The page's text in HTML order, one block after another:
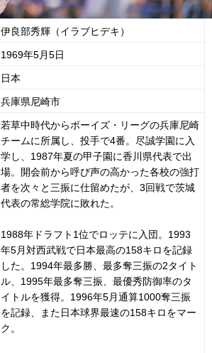
伊良部秀輝（イラブヒデキ）
1969年5月5日
日本
兵庫県尼崎市
若草中時代からボーイズ・リーグの兵庫尼崎
チームに所属し、投手で4番。尽誠学園に入
学し、1987年夏の甲子園に香川県代表で出
場。開会前から呼び声の高かった各校の強打
者を次々と三振に仕留めたが、3回戦で茨城
代表の常総学院に敗れた。
1988年ドラフト1位でロッテに入団。1993
年5月対西武戦で日本最高の158キロを記録
した。1994年最多勝、最多奪三振の2タイト
ル、1995年最多奪三振、最優秀防御率のタ
イトルを獲得。1996年5月通算1000奪三振
を記録、また日本球界最速の158キロをマー
ク。